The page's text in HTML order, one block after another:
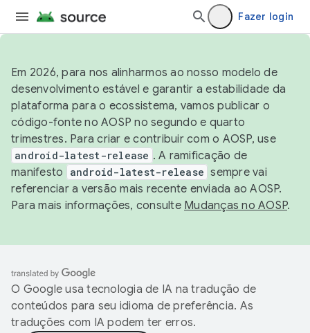
Fazer login
Em 2026, para nos alinharmos ao nosso modelo de
desenvolvimento estável e garantir a estabilidade da
plataforma para o ecossistema, vamos publicar o
código-fonte no AOSP no segundo e quarto
trimestres. Para criar e contribuir com o AOSP, use
android-latest-release . A ramificação de
manifesto
android-latest-release sempre vai
referenciar a versão mais recente enviada ao AOSP.
Para mais informações, consulte Mudanças no AOSP.
O Google usa tecnologia de IA na tradução de
conteúdos para seu idioma de preferência. As
traduções com IA podem ter erros.